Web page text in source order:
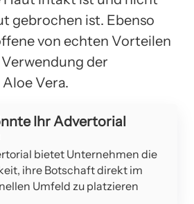
gebrochen ist. Ebenso
von echten Vorteilen
der
Vera.
Ihr Advertorial
bietet Unternehmen die
ihre Botschaft direkt im
Umfeld zu platzieren